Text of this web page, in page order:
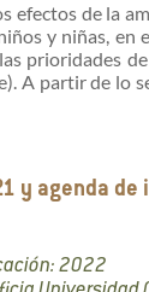
efectos de la
y niñas, en
prioridades
A partir de lo
y agenda de
2022